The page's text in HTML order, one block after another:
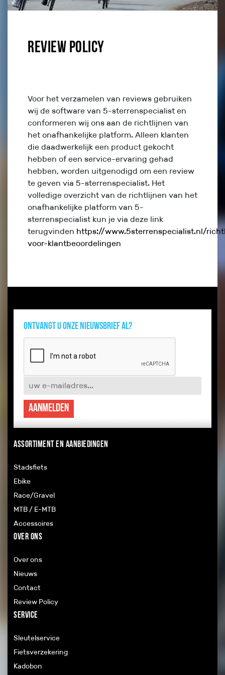
Review Policy
Voor het verzamelen van reviews gebruiken
wij de software van 5-sterrenspecialist en
conformeren wij ons aan de richtlijnen van
het onafhankelijke platform. Alleen klanten
die daadwerkelijk een product gekocht
hebben of een service-ervaring gehad
hebben, worden uitgenodigd om een review
te geven via 5-sterrenspecialist. Het
volledige overzicht van de richtlijnen van het
onafhankelijke platform van 5-
sterrenspecialist kun je via deze link
terugvinden https://www.5sterrenspecialist.nl/
voor-klantbeoordelingen
Ontvangt u onze nieuwsbrief al?
Aanmelden
Assortiment en aanbiedingen
Stadsfiets
Ebike
Race/Gravel
MTB / E-MTB
Accessoires
Over ons
Over ons
Nieuws
Contact
Review Policy
Service
Sleutelservice
Fietsverzekering
Kadobon